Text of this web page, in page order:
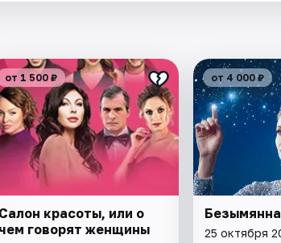
от 1 500 ₽
Салон красоты, или о
чем говорят женщины
от 4 000 ₽
25 октября